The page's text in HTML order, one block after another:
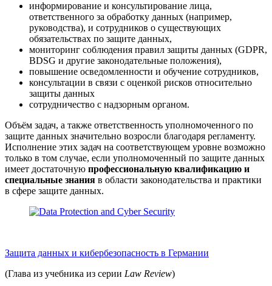
информирование и консультирование лица,
ответственного за обработку данных (например,
руководства), и сотрудников о существующих
обязательствах по защите данных,
мониторинг соблюдения правил защиты данных (GDPR,
BDSG и другие законодательные положения),
повышение осведомленности и обучение сотрудников,
консультации в связи с оценкой рисков относительно
защиты данных
сотрудничество с надзорным органом.
Объём задач, а также ответственность уполномоченного по
защите данных значительно возросли благодаря регламенту.
Исполнение этих задач на соответствующем уровне возможно
только в том случае, если уполномоченный по защите данных
имеет достаточную профессиональную квалификацию и
специальные знания в области законодательства и практики
в сфере защите данных.
Защита данных и кибербезопасность в Германии
(Глава из учебника из серии Law Review)